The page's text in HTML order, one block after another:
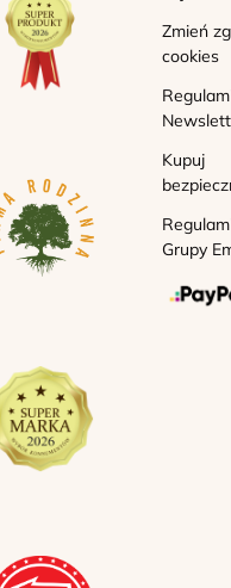
Zmień
cookies
Kupuj
Grupy